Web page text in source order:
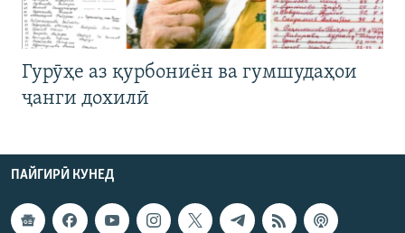
Гурӯҳе аз қурбониён ва гумшудаҳои
ҷанги дохилӣ
ПАЙГИРӢ КУНЕД